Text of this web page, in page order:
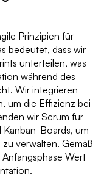
Prinzipien für
bedeutet, dass wir
unterteilen, was
während des
Wir integrieren
um die Effizienz bei
wir Scrum für
Boards, um
verwalten. Gemäß
Wert